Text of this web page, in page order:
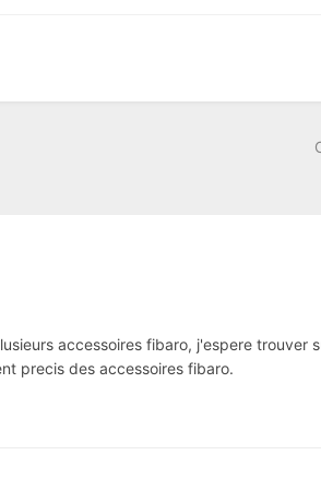
accessoires fibaro, j'espere trouver
precis des accessoires fibaro.